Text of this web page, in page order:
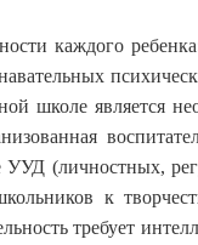
каждого
школе является
(личностных,
к
требует